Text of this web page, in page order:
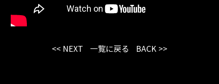
<< NEXT 一覧に戻る BACK >>